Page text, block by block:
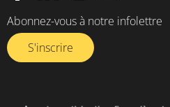
Abonnez-vous à notre infolettre​
S'inscrire